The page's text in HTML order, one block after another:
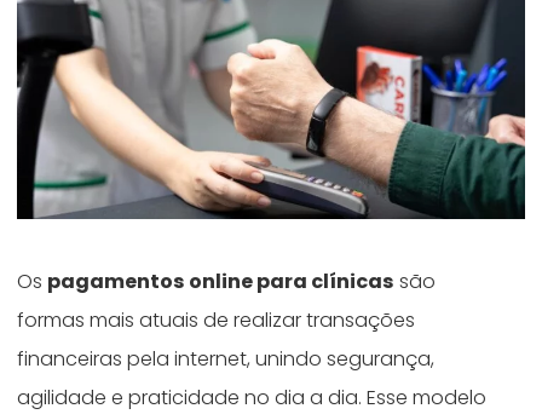
Os pagamentos online para clínicas são
formas mais atuais de realizar transações
financeiras pela internet, unindo segurança,
agilidade e praticidade no dia a dia. Esse modelo